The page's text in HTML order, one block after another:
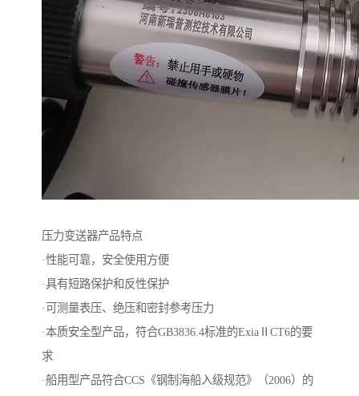
压力变送器产品特点
·性能可靠，安全使用方便
·具有短路保护和反性保护
·可测量表压、绝压和密封参考压力
·本质安全型产品，符合GB3836.4标准的ExiaⅡCT6的要
求
·船用型产品符合CCS《钢制海船入级规范》（2006）的